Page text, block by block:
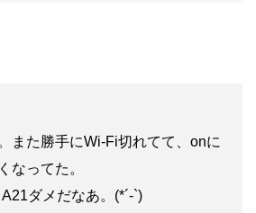
また勝手にWi-Fi切れてて、onに
なってた。
ダメだなあ。(*´-`)ゞ